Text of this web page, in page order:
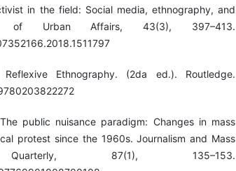
in the field: Social media, ethnography, and
of Urban Affairs, 43(3), 397–413.
Ethnography. (2da ed.). Routledge.
public nuisance paradigm: Changes in mass
protest since the 1960s. Journalism and Mass
Quarterly, 87(1), 135–153.